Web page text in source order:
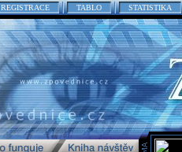
REGISTRACE TABLO STATISTIKA